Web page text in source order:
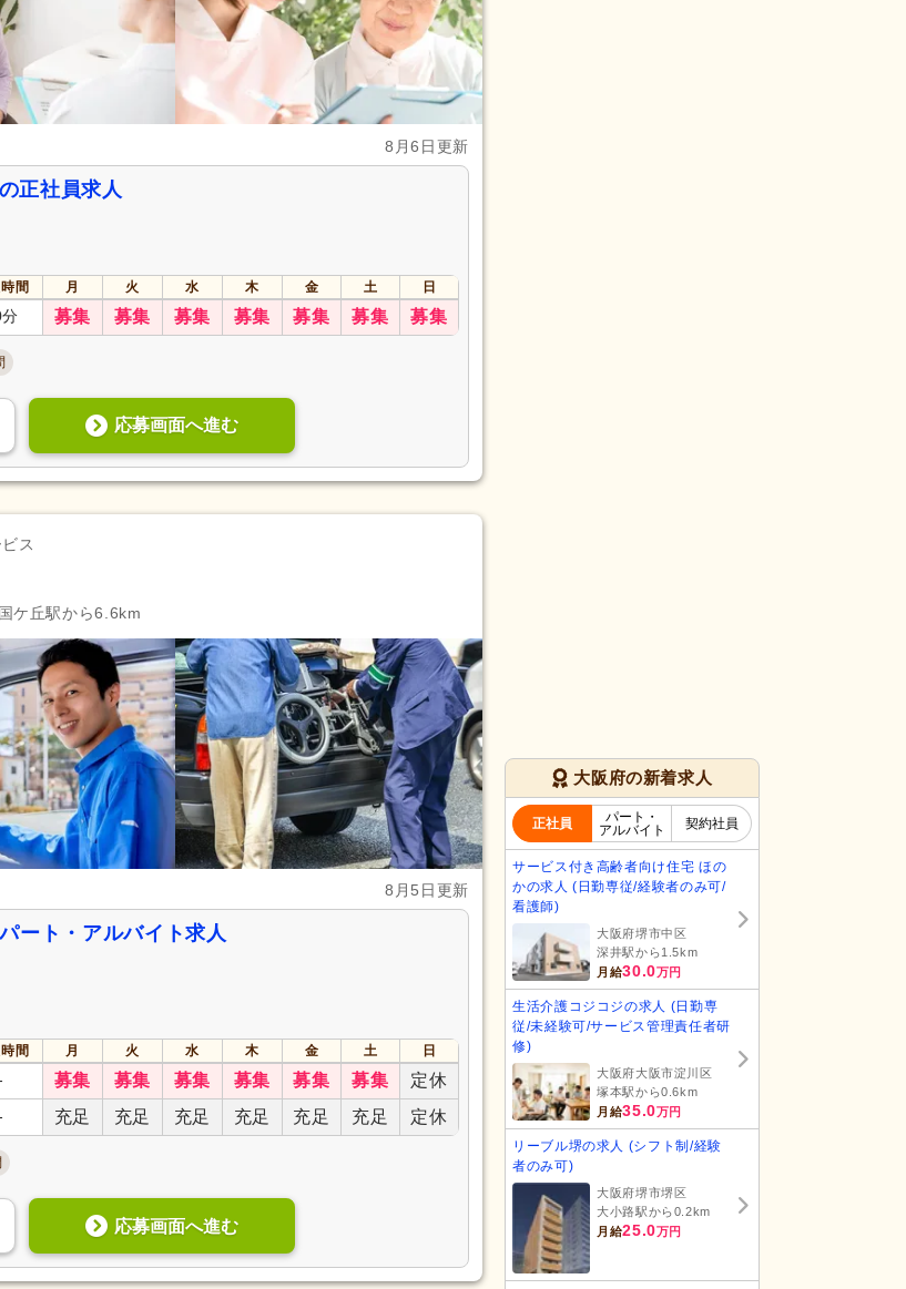
8月6日更新
正社員求人
間 月 火 水 木 金 土
日
募集 募集 募集 募集 募集 募集 募集
応募画面へ進む
ス
ケ丘駅から6.6km
8月5日更新
ート・アルバイト求人
間 月 火 水 木 金 土 日
募集 募集 募集 募集 募集 募集 定休
充足 充足 充足 充足 充足 充足 定休
応募画面へ進む
大阪府の新着求人
正社員
パート・
アルバイト
契約社員
サービス付き高齢者向け住宅 ほの
かの求人 (日勤専従/経験者のみ可/
看護師)
大阪府堺市中区
深井駅から1.5km
月給30.0万円
生活介護コジコジの求人 (日勤専
従/未経験可/サービス管理責任者研
修)
大阪府大阪市淀川区
塚本駅から0.6km
月給35.0万円
リーブル堺の求人 (シフト制/経験
者のみ可)
大阪府堺市堺区
大小路駅から0.2km
月給25.0万円